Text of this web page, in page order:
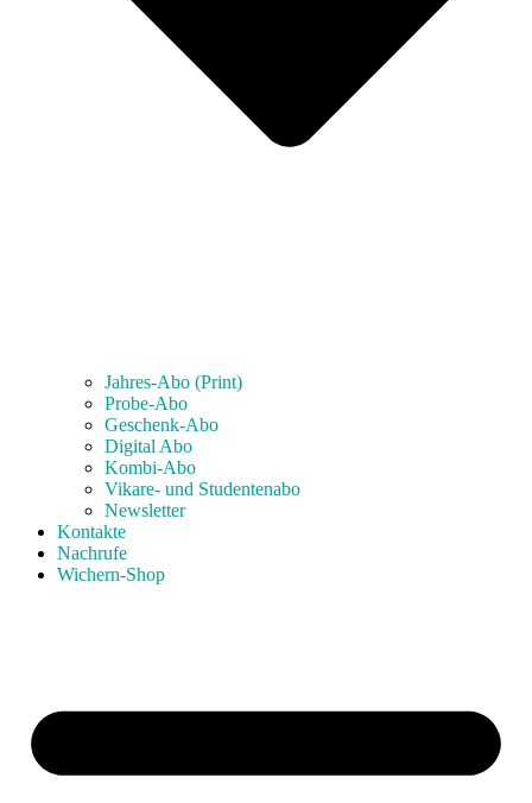
Jahres-Abo (Print)
Probe-Abo
Geschenk-Abo
Digital Abo
Kombi-Abo
Vikare- und Studentenabo
Newsletter
Kontakte
Nachrufe
Wichern-Shop